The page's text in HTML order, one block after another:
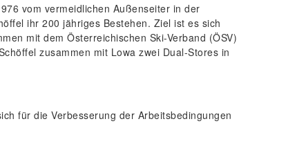
vom vermeidlichen Außenseiter in der
ihr 200 jähriges Bestehen. Ziel ist es sich
mit dem Österreichischen Ski-Verband (ÖSV)
zusammen mit Lowa zwei Dual-Stores in
für die Verbesserung der Arbeitsbedingungen